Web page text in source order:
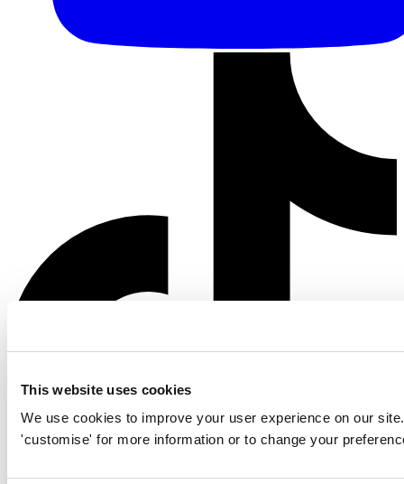
This website uses cookies
We use cookies to improve your user experience on our
'customise' for more information or to change your